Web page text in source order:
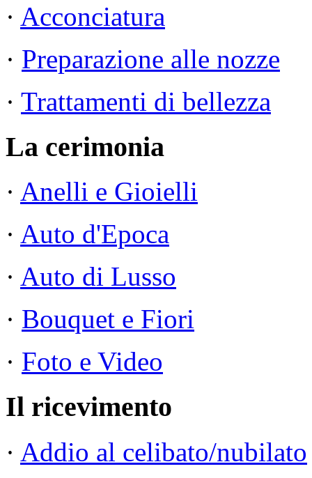
· Acconciatura
· Preparazione alle nozze
· Trattamenti di bellezza
La cerimonia
· Anelli e Gioielli
· Auto d'Epoca
· Auto di Lusso
· Bouquet e Fiori
· Foto e Video
Il ricevimento
· Addio al celibato/nubilato